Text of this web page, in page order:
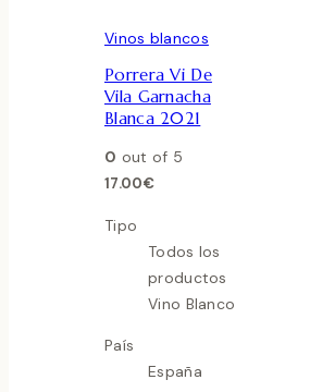
Vinos blancos
Porrera Vi De
Vila Garnacha
Blanca 2021
0 out of 5
17.00€
Tipo
Todos los
productos
Vino Blanco
País
España